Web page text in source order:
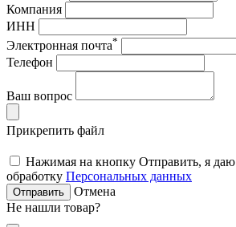
Компания
ИНН
Электронная почта*
Телефон
Ваш вопрос
Прикрепить файл
Нажимая на кнопку Отправить, я даю
обработку Персональных данных
Отправить
Отмена
Не нашли товар?